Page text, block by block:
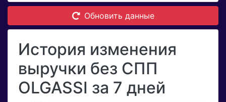
Обновить данные
История изменения
выручки без СПП
OLGASSI за 7 дней